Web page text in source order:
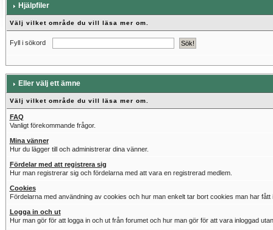
Hjälpfiler
Välj vilket område du vill läsa mer om.
Fyll i sökord
Eller välj ett ämne
Välj vilket område du vill läsa mer om.
FAQ
Vanligt förekommande frågor.
Mina vänner
Hur du lägger till och administrerar dina vänner.
Fördelar med att registrera sig
Hur man registrerar sig och fördelarna med att vara en registrerad medlem.
Cookies
Fördelarna med användning av cookies och hur man enkelt tar bort cookies man har fått
Logga in och ut
Hur man gör för att logga in och ut från forumet och hur man gör för att vara inloggad